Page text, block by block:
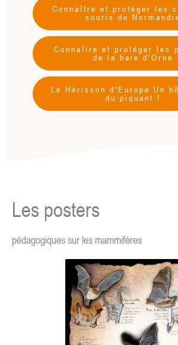
Connaître et protéger les
souris de
Connaître et protéger les
de la baie d'Orne
Le Hérisson d'Europe Un
du piquant !
Les posters
pédagogiques sur les mammifères